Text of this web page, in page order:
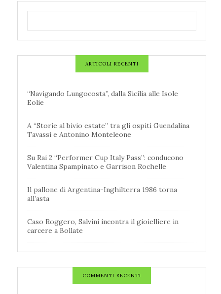
ARTICOLI RECENTI
“Navigando Lungocosta”, dalla Sicilia alle Isole
Eolie
A “Storie al bivio estate” tra gli ospiti Guendalina
Tavassi e Antonino Monteleone
Su Rai 2 “Performer Cup Italy Pass”: conducono
Valentina Spampinato e Garrison Rochelle
Il pallone di Argentina-Inghilterra 1986 torna
all’asta
Caso Roggero, Salvini incontra il gioielliere in
carcere a Bollate
COMMENTI RECENTI